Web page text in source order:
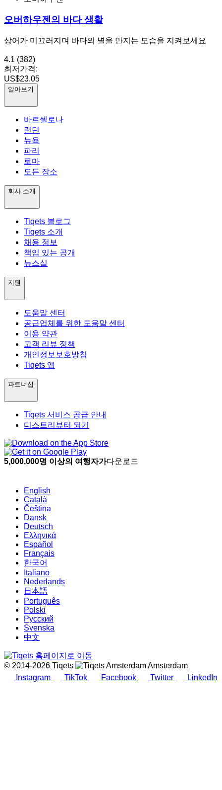
오버하우젠의 바다 생활
상어가 미끄러지며 바다의 별을 만지는 모습을 지켜보세요
4.1 (382)
최저가격:
US$23.05
알아보기
바르셀로나
런던
뉴욕
파리
로마
모든 장소
회사 소개
Tiqets 블로그
Tiqets 소개
채용 정보
책임 있는 공개
뉴스실
지원
도움말 센터
공급업체를 위한 도움말 센터
이용 약관
고객 리뷰 정책
개인정보보호방침
Tiqets 앱
파트너십
Tiqets 서비스 공급 안내
디스트리뷰터 되기
5,000,000명 이상의 여행자가다운로드
English
Català
Čeština
Dansk
Deutsch
Ελληνικά
Español
Français
한국어
Italiano
Nederlands
日本語
Português
Polski
Русский
Svenska
中文
© 2014-2026 Tiqets
Amsterdam
Instagram
TikTok Facebook Twitter LinkedIn